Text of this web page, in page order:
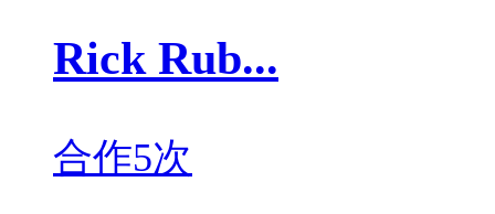
Rick Rub...
合作5次